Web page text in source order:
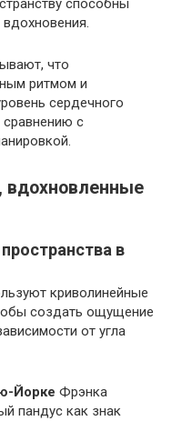
способны
вдохновения.
что
ритмом и
сердечного
сравнению с
вдохновленные
в
криволинейные
создать ощущение
от угла
Йорке Фрэнка
пандус как знак